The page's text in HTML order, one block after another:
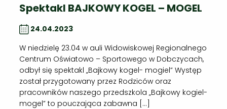
Spektakl BAJKOWY KOGEL – MOGEL
24.04.2023
W niedzielę 23.04 w auli Widowiskowej Regionalnego
Centrum Oświatowo – Sportowego w Dobczycach,
odbył się spektakl „Bajkowy kogel- mogiel” Występ
został przygotowany przez Rodziców oraz
pracowników naszego przedszkola „Bajkowy kogiel-
mogel” to pouczająca zabawna […]